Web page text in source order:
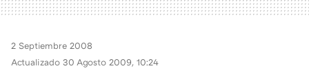
2 Septiembre 2008
Actualizado 30 Agosto 2009, 10:24